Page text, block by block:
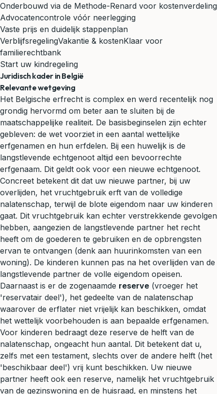
Onderbouwd via de Methode-Renard voor kostenverdeling
Advocatencontrole vóór neerlegging
Vaste prijs en duidelijk stappenplan
VerblijfsregelingVakantie & kostenKlaar voor
familierechtbank
Start uw kindregeling
Juridisch kader in België
Relevante wetgeving
Het Belgische erfrecht is complex en werd recentelijk nog
grondig hervormd om beter aan te sluiten bij de
maatschappelijke realiteit. De basisbeginselen zijn echter
gebleven: de wet voorziet in een aantal wettelijke
erfgenamen en hun erfdelen. Bij een huwelijk is de
langstlevende echtgenoot altijd een bevoorrechte
erfgenaam. Dit geldt ook voor een nieuwe echtgenoot.
Concreet betekent dit dat uw nieuwe partner, bij uw
overlijden, het vruchtgebruik erft van de volledige
nalatenschap, terwijl de blote eigendom naar uw kinderen
gaat. Dit vruchtgebruik kan echter verstrekkende gevolgen
hebben, aangezien de langstlevende partner het recht
heeft om de goederen te gebruiken en de opbrengsten
ervan te ontvangen (denk aan huurinkomsten van een
woning). De kinderen kunnen pas na het overlijden van de
langstlevende partner de volle eigendom opeisen.
Daarnaast is er de zogenaamde reserve (vroeger het
'reservatair deel'), het gedeelte van de nalatenschap
waarover de erflater niet vrijelijk kan beschikken, omdat
het wettelijk voorbehouden is aan bepaalde erfgenamen.
Voor kinderen bedraagt deze reserve de helft van de
nalatenschap, ongeacht hun aantal. Dit betekent dat u,
zelfs met een testament, slechts over de andere helft (het
'beschikbaar deel') vrij kunt beschikken. Uw nieuwe
partner heeft ook een reserve, namelijk het vruchtgebruik
van de gezinswoning en de huisraad, en minstens het